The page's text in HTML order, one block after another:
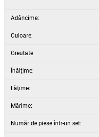
Adâncime:
Culoare:
Greutate:
Înălţime:
Lăţime:
Mărime:
Număr de piese într-un set: